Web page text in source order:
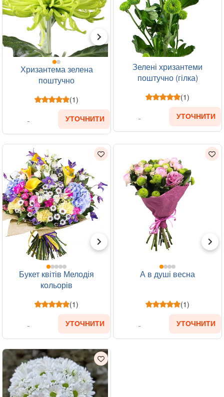
Хризантема зелена
поштучно
(1)
УТОЧНИТИ
Зелені хризантеми
поштучно (гілка)
(1)
УТОЧНИТИ
Букет квітів Мелодія
кольорів
(1)
УТОЧНИТИ
А в душі весна
(1)
УТОЧНИТИ